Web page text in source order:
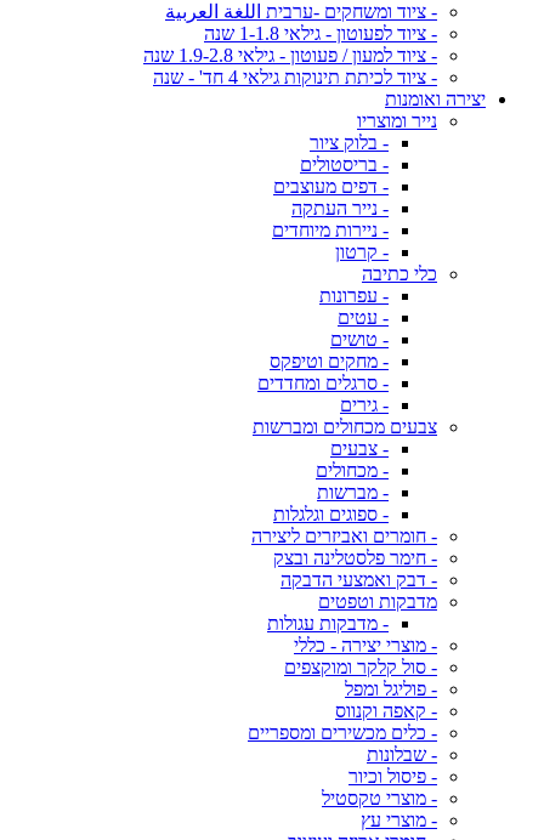
- ציוד ומשחקים -ערבית اللغة العربية
- ציוד לפעוטון - גילאי 1-1.8 שנה
- ציוד למעון / פעוטון - גילאי 1.9-2.8 שנה
- ציוד לכיתת תינוקות גילאי 4 חד' - שנה
יצירה ואומנות
נייר ומוצריו
- בלוק ציור
- בריסטולים
- דפים מעוצבים
- נייר העתקה
- ניירות מיוחדים
- קרטון
כלי כתיבה
- עפרונות
- עטים
- טושים
- מחקים וטיפקס
- סרגלים ומחדדים
- גירים
צבעים מכחולים ומברשות
- צבעים
- מכחולים
- מברשות
- ספוגים וגלגלות
- חומרים ואביזרים ליצירה
- חימר פלסטלינה ובצק
- דבק ואמצעי הדבקה
מדבקות וטפטים
- מדבקות עגולות
- מוצרי יצירה - כללי
- סול קלקר ומוקצפים
- פוליגל ומפל
- קאפה וקנווס
- כלים מכשירים ומספריים
- שבלונות
- פיסול וכיור
- מוצרי טקסטיל
- מוצרי עץ